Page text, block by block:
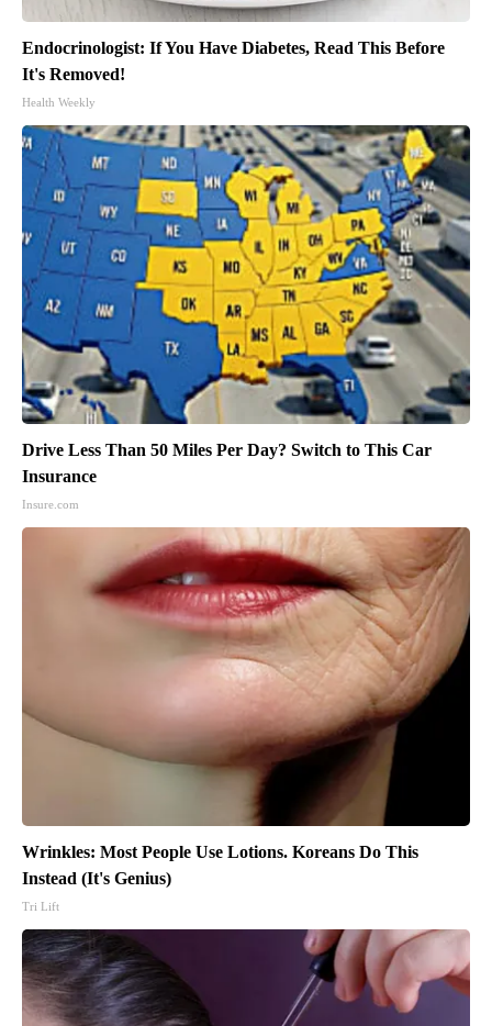
Endocrinologist: If You Have Diabetes, Read This Before
It's Removed!
Health Weekly
Drive Less Than 50 Miles Per Day? Switch to This Car
Insurance
Insure.com
Wrinkles: Most People Use Lotions. Koreans Do This
Instead (It's Genius)
Tri Lift